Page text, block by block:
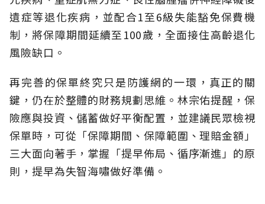
遺症等退化疾病，並配合1至6級失能豁免保費機
制，將保障期間延續至100歲，全面接住高齡退化
風險缺口。
再完善的保單終究只是防護網的一環，真正的關
鍵，仍在於整體的財務規劃思維。 林宗佑提醒，保
險應與投資、儲蓄做好平衡配置，並建議民眾檢視
保單時，可從「保障期間、保障範圍、理賠金額」
三大面向著手，掌握「提早佈局、循序漸進」的原
則，提早為失智海嘯做好準備。